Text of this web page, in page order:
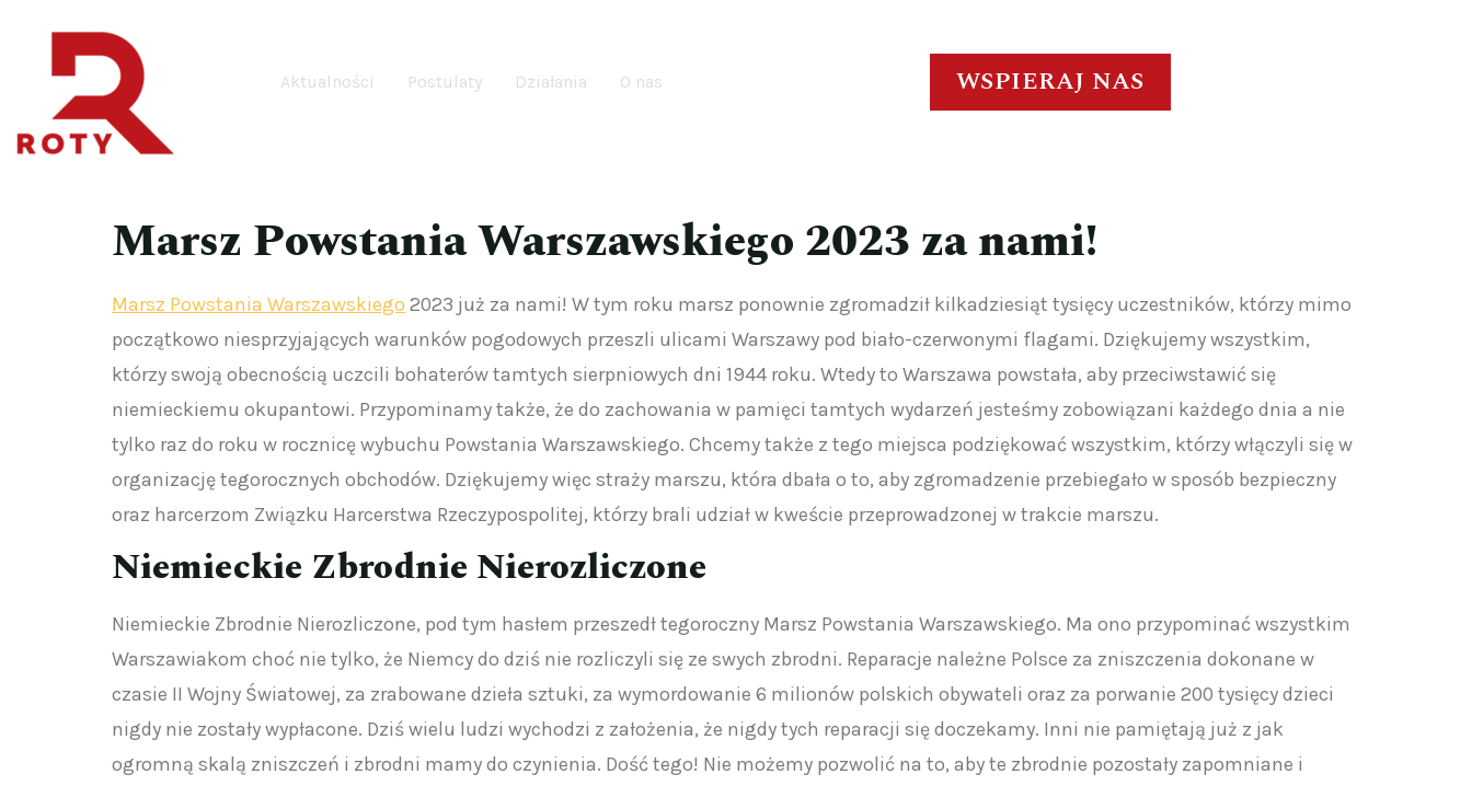
Aktualności Postulaty Działania O nas WSPIERAJ NAS
Marsz Powstania Warszawskiego 2023 za nami!
Marsz Powstania Warszawskiego 2023 już za nami! W tym roku marsz ponownie zgromadził kilkadziesiąt tysięcy uczestników, którzy mimo
początkowo niesprzyjających warunków pogodowych przeszli ulicami Warszawy pod biało-czerwonymi flagami. Dziękujemy wszystkim,
którzy swoją obecnością uczcili bohaterów tamtych sierpniowych dni 1944 roku. Wtedy to Warszawa powstała, aby przeciwstawić się
niemieckiemu okupantowi. Przypominamy także, że do zachowania w pamięci tamtych wydarzeń jesteśmy zobowiązani każdego dnia a nie
tylko raz do roku w rocznicę wybuchu Powstania Warszawskiego. Chcemy także z tego miejsca podziękować wszystkim, którzy włączyli się w
organizację tegorocznych obchodów. Dziękujemy więc straży marszu, która dbała o to, aby zgromadzenie przebiegało w sposób bezpieczny
oraz harcerzom Związku Harcerstwa Rzeczypospolitej, którzy brali udział w kweście przeprowadzonej w trakcie marszu.
Niemieckie Zbrodnie Nierozliczone
Niemieckie Zbrodnie Nierozliczone, pod tym hasłem przeszedł tegoroczny Marsz Powstania Warszawskiego. Ma ono przypominać wszystkim
Warszawiakom choć nie tylko, że Niemcy do dziś nie rozliczyli się ze swych zbrodni. Reparacje należne Polsce za zniszczenia dokonane w
czasie II Wojny Światowej, za zrabowane dzieła sztuki, za wymordowanie 6 milionów polskich obywateli oraz za porwanie 200 tysięcy dzieci
nigdy nie zostały wypłacone. Dziś wielu ludzi wychodzi z założenia, że nigdy tych reparacji się doczekamy. Inni nie pamiętają już z jak
ogromną skalą zniszczeń i zbrodni mamy do czynienia. Dość tego! Nie możemy pozwolić na to, aby te zbrodnie pozostały zapomniane i